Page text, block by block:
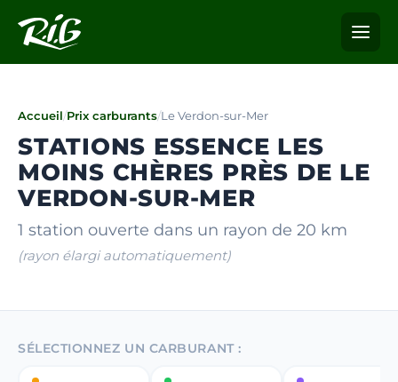
Accueil/Prix carburants/Le Verdon-sur-Mer
STATIONS ESSENCE LES
MOINS CHÈRES PRÈS DE LE
VERDON-SUR-MER
1 station ouverte dans un rayon de 20 km
(rayon élargi automatiquement)
SÉLECTIONNEZ UN CARBURANT :